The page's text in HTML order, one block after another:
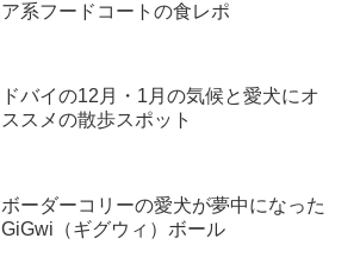
ア系フードコートの食レポ
ドバイの12月・1月の気候と愛犬にオ
ススメの散歩スポット
ボーダーコリーの愛犬が夢中になった
GiGwi（ギグウィ）ボール